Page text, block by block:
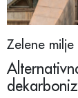
Zelene milje